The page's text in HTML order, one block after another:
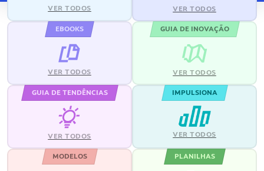
VER TODOS VER TODOS
EBOOKS
VER TODOS
GUIA DE INOVAÇÃO
VER TODOS
GUIA DE TENDÊNCIAS
VER TODOS
IMPULSIONA
VER TODOS
MODELOS PLANILHAS